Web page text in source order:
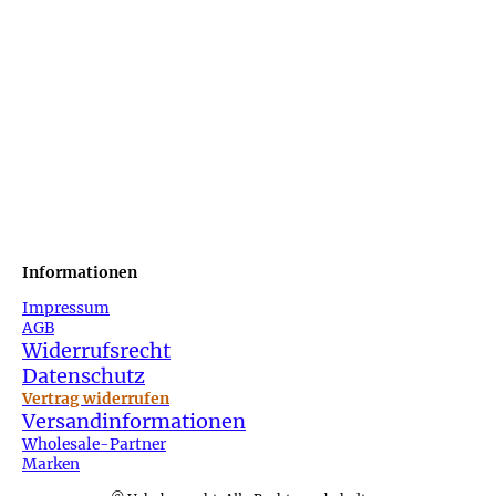
Informationen
Impressum
AGB
Widerrufsrecht
Datenschutz
Vertrag widerrufen
Versandinformationen
Wholesale-Partner
Marken